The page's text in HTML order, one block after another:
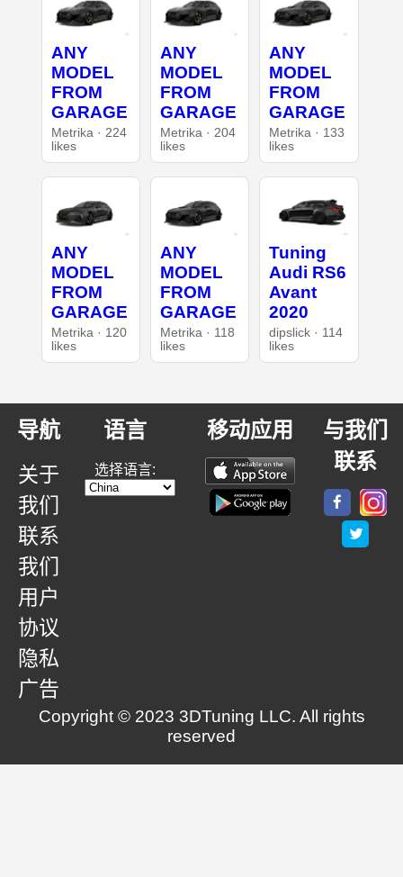
ANY
MODEL
FROM
GARAGE
Metrika · 224
likes
ANY
MODEL
FROM
GARAGE
Metrika · 204
likes
ANY
MODEL
FROM
GARAGE
Metrika · 133
likes
ANY
MODEL
FROM
GARAGE
Metrika · 120
likes
ANY
MODEL
FROM
GARAGE
Metrika · 118
likes
Tuning
Audi RS6
Avant
2020
dipslick · 114
likes
导航
关于
我们
联系
我们
用户
协议
隐私
广告
语言
选择语言:
移动应用
与我们
联系
Copyright © 2023 3DTuning LLC. All rights
reserved